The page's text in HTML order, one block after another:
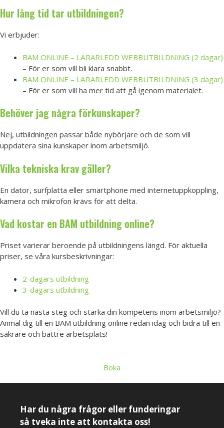
Hur lång tid tar utbildningen?
Vi erbjuder:
BAM ONLINE – LÄRARLEDD WEBBUTBILDNING (2 dagar)
– För er som vill bli klara snabbt.
BAM ONLINE – LÄRARLEDD WEBBUTBILDNING (3 dagar)
– För er som vill ha mer tid att gå igenom materialet.
Behöver jag några förkunskaper?
Nej, utbildningen passar både nybörjare och de som vill
uppdatera sina kunskaper inom arbetsmiljö.
Vilka tekniska krav gäller?
En dator, surfplatta eller smartphone med internetuppkoppling,
kamera och mikrofon krävs för att delta.
Vad kostar en BAM utbildning online?
Priset varierar beroende på utbildningens längd. För aktuella
priser, se våra kursbeskrivningar:
2-dagars utbildning
3-dagars utbildning
Vill du ta nästa steg och stärka din kompetens inom arbetsmiljö?
Anmäl dig till en BAM utbildning online redan idag och bidra till en
säkrare och bättre arbetsplats!
Boka
Har du några frågor eller funderingar
så tveka inte att kontakta oss!